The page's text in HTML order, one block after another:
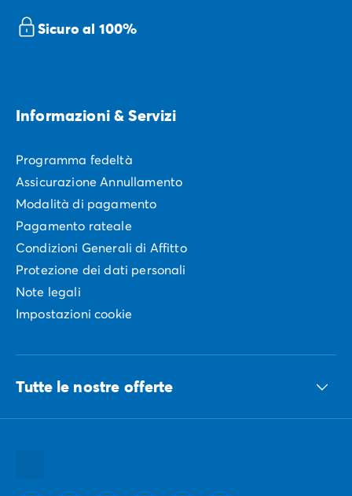
Sicuro al 100%
Informazioni & Servizi
Programma fedeltà
Assicurazione Annullamento
Modalità di pagamento
Pagamento rateale
Condizioni Generali di Affitto
Protezione dei dati personali
Note legali
Impostazioni cookie
Tutte le nostre offerte